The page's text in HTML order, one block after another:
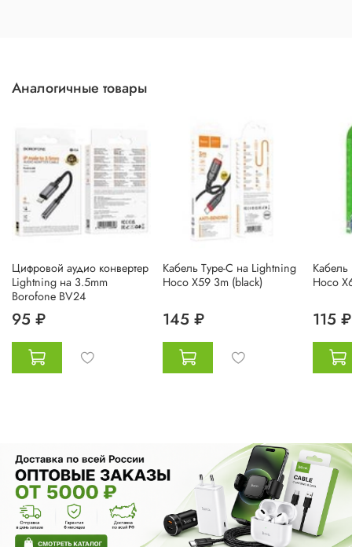
Аналогичные товары
Цифровой аудио конвертер
Lightning на 3.5mm
Borofone BV24
95 ₽
Кабель Type-C на Lightning
Hoco X59 3m (black)
145 ₽
Кабель
Hoco
115 ₽